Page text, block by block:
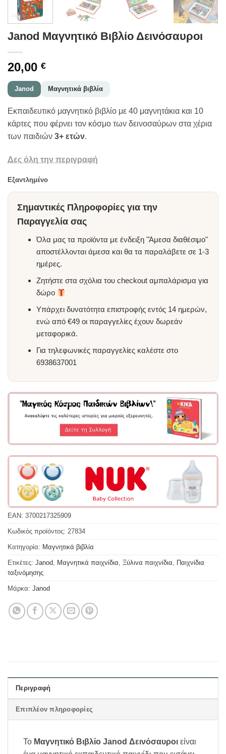
Janod Μαγνητικό Βιβλίο Δεινόσαυροι
20,00 €
Janod Μαγνητικά βιβλία
Εκπαιδευτικό μαγνητικό βιβλίο με 40 μαγνητάκια και 10
κάρτες που φέρνει τον κόσμο των δεινοσαύρων στα χέρια
των παιδιών 3+ ετών.
Δες όλη την περιγραφή
Εξαντλημένο
Σημαντικές Πληροφορίες για την
Παραγγελία σας
Όλα μας τα προϊόντα με ένδειξη "Άμεσα διαθέσιμο"
αποστέλλονται άμεσα και θα τα παραλάβετε σε 1-3
ημέρες.
Ζητήστε στα σχόλια του checkout αμπαλάρισμα για
δώρο
Υπάρχει δυνατότητα επιστροφής εντός 14 ημερών,
ενώ από €49 οι παραγγελίες έχουν δωρεάν
μεταφορικά.
Για τηλεφωνικές παραγγελίες καλέστε στο
6938637001
EAN: 3700217325909
Κωδικός προϊόντος: 27834
Κατηγορία: Μαγνητικά βιβλία
Ετικέτες: Janod, Μαγνητικά παιχνίδια, Ξύλινα παιχνίδια, Παιχνίδια
ταξινόμησης
Μάρκα: Janod
Περιγραφή
Επιπλέον πληροφορίες
Το Μαγνητικό Βιβλίο Janod Δεινόσαυροι είναι